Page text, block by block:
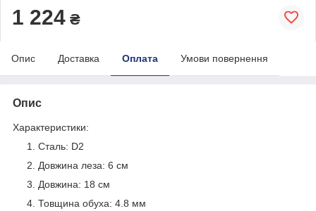
1 224 ₴
Опис Доставка Оплата Умови повернення
Опис
Характеристики:
Сталь: D2
Довжина леза: 6 см
Довжина: 18 см
Товщина обуха: 4.8 мм